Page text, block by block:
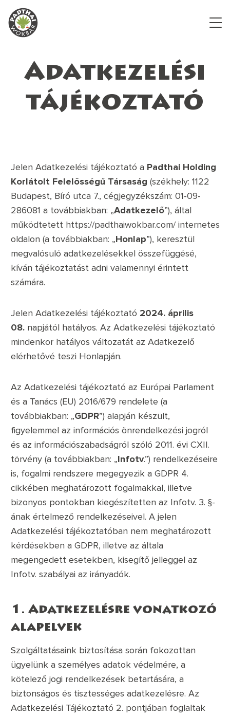
Adatkezelési
tájékoztató
Jelen Adatkezelési tájékoztató a Padthai Holding
Korlátolt Felelősségű Társaság (székhely: 1122
Budapest, Bíró utca 7., cégjegyzékszám: 01-09-
286081 a továbbiakban: „Adatkezelő”), által
működtetett https://padthaiwokbar.com/internetes
oldalon (a továbbiakban: „Honlap”), keresztül
megvalósuló adatkezelésekkel összefüggésé,
kíván tájékoztatást adni valamennyi érintett
számára.
Jelen Adatkezelési tájékoztató 2024. április
08. napjától hatályos. Az Adatkezelési tájékoztató
mindenkor hatályos változatát az Adatkezelő
elérhetővé teszi Honlapján.
Az Adatkezelési tájékoztató az Európai Parlament
és a Tanács (EU) 2016/679 rendelete (a
továbbiakban: „GDPR”) alapján készült,
figyelemmel az információs önrendelkezési jogról
és az információszabadságról szóló 2011. évi CXII.
törvény (a továbbiakban: „Infotv.”) rendelkezéseire
is, fogalmi rendszere megegyezik a GDPR 4.
cikkében meghatározott fogalmakkal, illetve
bizonyos pontokban kiegészítetten az Infotv. 3. §-
ának értelmező rendelkezéseivel. A jelen
Adatkezelési tájékoztatóban nem meghatározott
kérdésekben a GDPR, illetve az általa
megengedett esetekben, kisegítő jelleggel az
Infotv. szabályai az irányadók.
1. Adatkezelésre vonatkozó
alapelvek
Szolgáltatásaink biztosítása során fokozottan
ügyelünk a személyes adatok védelmére, a
kötelező jogi rendelkezések betartására, a
biztonságos és tisztességes adatkezelésre. Az
Adatkezelési Tájékoztató 2. pontjában foglaltak